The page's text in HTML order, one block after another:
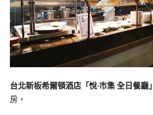
台北新板希爾頓酒店「悅∙市集 全日餐廳」
房，